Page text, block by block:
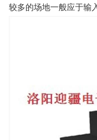
较多的场地一般应于输